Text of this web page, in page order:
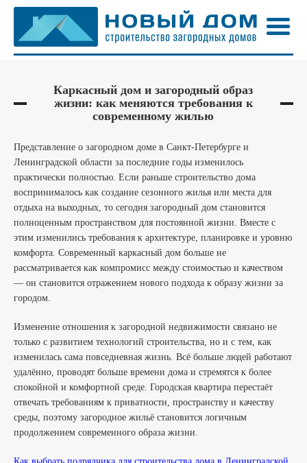
Каркасный дом и загородный образ
жизни: как меняются требования к
современному жилью
Представление о загородном доме в Санкт-Петербурге и
Ленинградской области за последние годы изменилось
практически полностью. Если раньше строительство дома
воспринималось как создание сезонного жилья или места для
отдыха на выходных, то сегодня загородный дом становится
полноценным пространством для постоянной жизни. Вместе с
этим изменились требования к архитектуре, планировке и уровню
комфорта. Современный каркасный дом больше не
рассматривается как компромисс между стоимостью и качеством
— он становится отражением нового подхода к образу жизни за
городом.
Изменение отношения к загородной недвижимости связано не
только с развитием технологий строительства, но и с тем, как
изменилась сама повседневная жизнь. Всё больше людей работают
удалённо, проводят больше времени дома и стремятся к более
спокойной и комфортной среде. Городская квартира перестаёт
отвечать требованиям к приватности, пространству и качеству
среды, поэтому загородное жильё становится логичным
продолжением современного образа жизни.